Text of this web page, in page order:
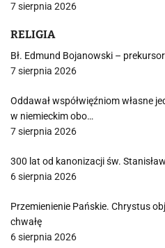
7 sierpnia 2026
RELIGIA
Bł. Edmund Bojanowski –
7 sierpnia 2026
Oddawał współwięźniom własne
w niemieckim obo…
7 sierpnia 2026
300 lat od kanonizacji św.
6 sierpnia 2026
Przemienienie Pańskie. Chrystus
chwałę
6 sierpnia 2026